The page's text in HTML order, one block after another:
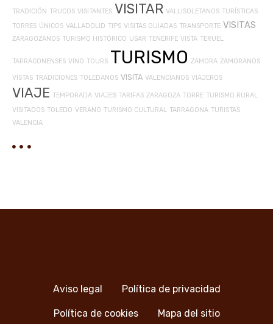
TRADICIÓN TRUCOS VISITANTES VISITAR VALLISOLETANOS TURÍSTICAS
TORRES ÚNICOS VALLADOLID TIPS VISITAS GUIADAS TRANSPORTE VISITAS
ZARAGOZANOS TURISMO HISTÓRICO USAR TENERIFE VISTA TERUEL
TARRACONENSES VINO TOURS TURISMO ZAMORA ZAMORANOS
VISTAS TRADICIONES TOLEDANOS VISITA VALENCIANOS VIAJEROS
VIAJE TEMPORADA VIAJES TARIFAS ZARAGOZA TORRE TURISMO RURAL
VISITADOS TOLEDO VERANO TURISMO CULTURAL TARRAGONA TURISTAS
VALENCIA
Aviso legal Política de privacidad
Política de cookies Mapa del sitio